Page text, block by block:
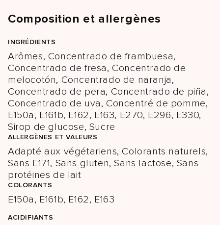
Composition et allergènes
INGRÉDIENTS
Arômes, Concentrado de frambuesa,
Concentrado de fresa, Concentrado de
melocotón, Concentrado de naranja,
Concentrado de pera, Concentrado de piña,
Concentrado de uva, Concentré de pomme,
E150a, E161b, E162, E163, E270, E296, E330,
Sirop de glucose, Sucre
ALLERGÈNES ET VALEURS
Adapté aux végétariens, Colorants naturels,
Sans E171, Sans gluten, Sans lactose, Sans
protéines de lait
COLORANTS
E150a, E161b, E162, E163
ACIDIFIANTS